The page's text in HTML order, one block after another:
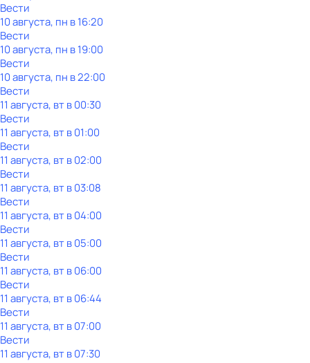
Вести
10 августа, пн в 16:20
Вести
10 августа, пн в 19:00
Вести
10 августа, пн в 22:00
Вести
11 августа, вт в 00:30
Вести
11 августа, вт в 01:00
Вести
11 августа, вт в 02:00
Вести
11 августа, вт в 03:08
Вести
11 августа, вт в 04:00
Вести
11 августа, вт в 05:00
Вести
11 августа, вт в 06:00
Вести
11 августа, вт в 06:44
Вести
11 августа, вт в 07:00
Вести
11 августа, вт в 07:30